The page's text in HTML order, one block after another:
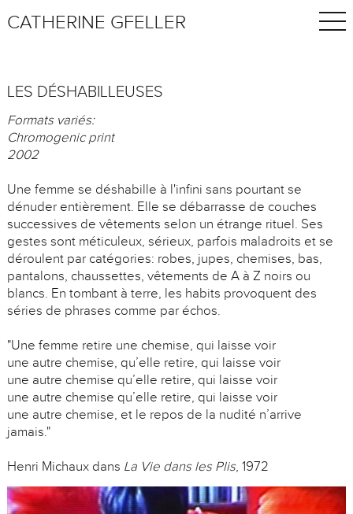
CATHERINE GFELLER
LES DÉSHABILLEUSES
Formats variés:
Chromogenic print
2002
Une femme se déshabille à l'infini sans pourtant se
dénuder entièrement. Elle se débarrasse de couches
successives de vêtements selon un étrange rituel. Ses
gestes sont méticuleux, sérieux, parfois maladroits et se
déroulent par catégories: robes, jupes, chemises, bas,
pantalons, chaussettes, vêtements de A à Z noirs ou
blancs. En tombant à terre, les habits provoquent des
séries de phrases comme par échos.
"Une femme retire une chemise, qui laisse voir
une autre chemise, qu’elle retire, qui laisse voir
une autre chemise qu’elle retire, qui laisse voir
une autre chemise qu’elle retire, qui laisse voir
une autre chemise, et le repos de la nudité n’arrive
jamais."
Henri Michaux dans La Vie dans les Plis, 1972